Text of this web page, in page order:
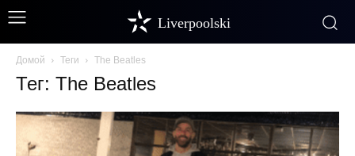
Liverpoolski
Домой Теги The Beatles
Тег: The Beatles